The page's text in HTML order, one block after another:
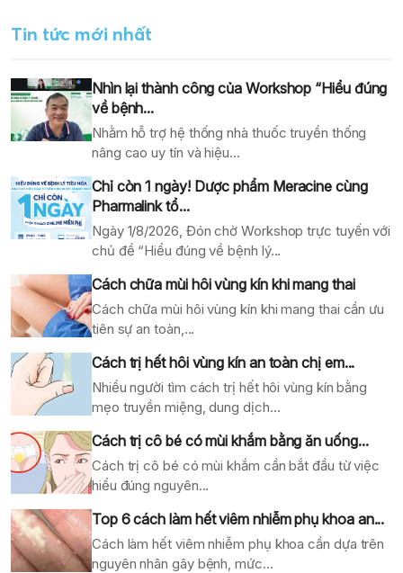
Tin tức mới nhất
Nhìn lại thành công của Workshop “Hiểu đúng
về bệnh...
Nhằm hỗ trợ hệ thống nhà thuốc truyền thống
nâng cao uy tín và hiệu...
Chỉ còn 1 ngày! Dược phẩm Meracine cùng
Pharmalink tổ...
Ngày 1/8/2026, Đón chờ Workshop trực tuyến với
chủ đề “Hiểu đúng về bệnh lý...
Cách chữa mùi hôi vùng kín khi mang thai
Cách chữa mùi hôi vùng kín khi mang thai cần ưu
tiên sự an toàn,...
Cách trị hết hôi vùng kín an toàn chị em...
Nhiều người tìm cách trị hết hôi vùng kín bằng
mẹo truyền miệng, dung dịch...
Cách trị cô bé có mùi khắm bằng ăn uống...
Cách trị cô bé có mùi khắm cần bắt đầu từ việc
hiểu đúng nguyên...
Top 6 cách làm hết viêm nhiễm phụ khoa an...
Cách làm hết viêm nhiễm phụ khoa cần dựa trên
nguyên nhân gây bệnh, mức...